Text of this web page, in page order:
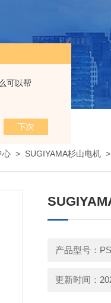
可以帮
心 > SUGIYAMA杉山电机
产品型号：
更新时间：